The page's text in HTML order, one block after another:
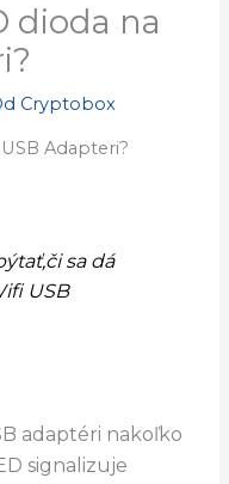
dioda na
Cryptobox
Adapteri?
sa dá
USB
adaptéri nakoľko
signalizuje